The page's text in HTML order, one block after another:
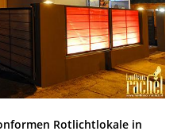
Rotlichtlokale in